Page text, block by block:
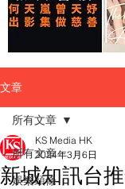
文章
所有文章
娛樂頭條
所有文章
新城知訊台
KS Media HK
2024年3月6日